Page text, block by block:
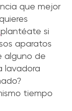
que mejor
plantéate si
aparatos
alguno de
lavadora
tiempo